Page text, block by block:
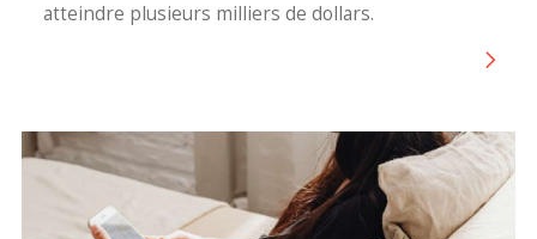
atteindre plusieurs milliers de dollars.